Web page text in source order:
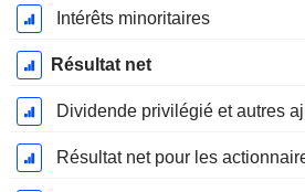
Intérêts minoritaires
Résultat net
Dividende privilégié et autres